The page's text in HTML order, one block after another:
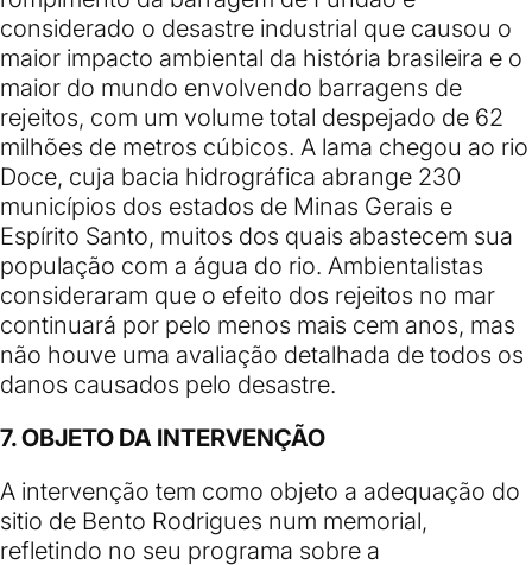
considerado o desastre industrial que causou o
maior impacto ambiental da história brasileira e o
maior do mundo envolvendo barragens de
rejeitos, com um volume total despejado de 62
milhões de metros cúbicos. A lama chegou ao rio
Doce, cuja bacia hidrográfica abrange 230
municípios dos estados de Minas Gerais e
Espírito Santo, muitos dos quais abastecem sua
população com a água do rio. Ambientalistas
consideraram que o efeito dos rejeitos no mar
continuará por pelo menos mais cem anos, mas
não houve uma avaliação detalhada de todos os
danos causados pelo desastre.
7. OBJETO DA INTERVENÇÃO
A intervenção tem como objeto a adequação do
sitio de Bento Rodrigues num memorial,
refletindo no seu programa sobre a